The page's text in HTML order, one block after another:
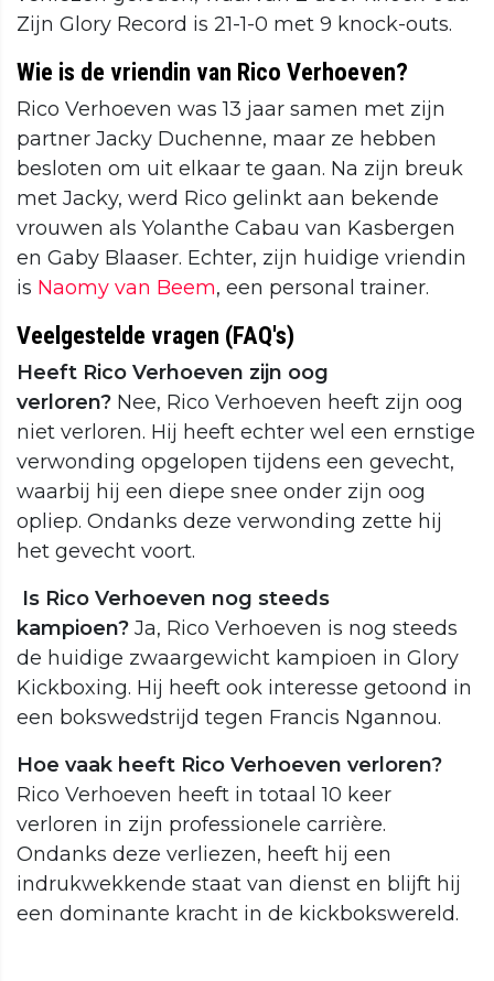
Zijn Glory Record is 21-1-0 met 9 knock-outs.
Wie is de vriendin van Rico Verhoeven?
Rico Verhoeven was 13 jaar samen met zijn
partner Jacky Duchenne, maar ze hebben
besloten om uit elkaar te gaan. Na zijn breuk
met Jacky, werd Rico gelinkt aan bekende
vrouwen als Yolanthe Cabau van Kasbergen
en Gaby Blaaser. Echter, zijn huidige vriendin
is Naomy van Beem, een personal trainer.
Veelgestelde vragen (FAQ's)
Heeft Rico Verhoeven zijn oog
verloren? Nee, Rico Verhoeven heeft zijn oog
niet verloren. Hij heeft echter wel een ernstige
verwonding opgelopen tijdens een gevecht,
waarbij hij een diepe snee onder zijn oog
opliep. Ondanks deze verwonding zette hij
het gevecht voort.
Is Rico Verhoeven nog steeds
kampioen? Ja, Rico Verhoeven is nog steeds
de huidige zwaargewicht kampioen in Glory
Kickboxing. Hij heeft ook interesse getoond in
een bokswedstrijd tegen Francis Ngannou.
Hoe vaak heeft Rico Verhoeven verloren?
Rico Verhoeven heeft in totaal 10 keer
verloren in zijn professionele carrière.
Ondanks deze verliezen, heeft hij een
indrukwekkende staat van dienst en blijft hij
een dominante kracht in de kickbokswereld.